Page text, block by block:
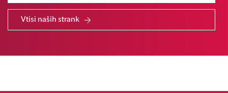
Vtisi naših strank